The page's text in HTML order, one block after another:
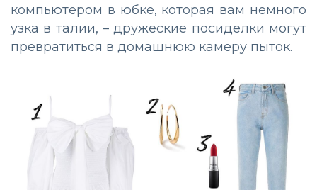
компьютером в юбке, которая вам немного
узка в талии, – дружеские посиделки могут
превратиться в домашнюю камеру пыток.